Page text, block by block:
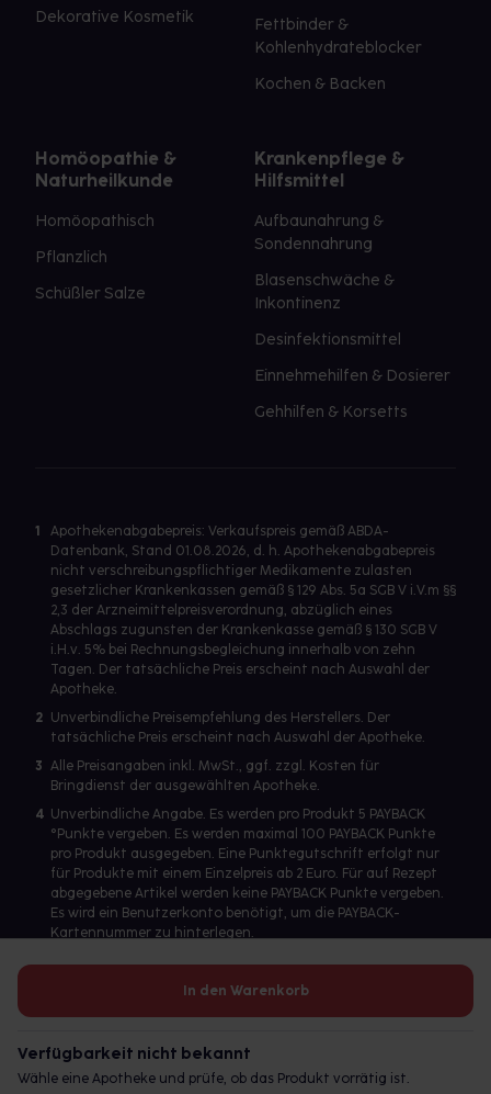
In den Warenkorb
Verfügbarkeit nicht bekannt
Wähle eine Apotheke und prüfe, ob das Produkt vorrätig ist.
Dekorative Kosmetik
Fettbinder &
Kohlenhydrateblocker
Kochen & Backen
Homöopathie &
Naturheilkunde
Homöopathisch
Pflanzlich
Schüßler Salze
Krankenpflege &
Hilfsmittel
Aufbaunahrung &
Sondennahrung
Blasenschwäche &
Inkontinenz
Desinfektionsmittel
Einnehmehilfen & Dosierer
Gehhilfen & Korsetts
1
Apothekenabgabepreis: Verkaufspreis gemäß ABDA-
Datenbank, Stand 01.08.2026, d. h. Apothekenabgabepreis
nicht verschreibungspflichtiger Medikamente zulasten
gesetzlicher Krankenkassen gemäß § 129 Abs. 5a SGB V i.V.m §§
2,3 der Arzneimittelpreisverordnung, abzüglich eines
Abschlags zugunsten der Krankenkasse gemäß § 130 SGB V
i.H.v. 5% bei Rechnungsbegleichung innerhalb von zehn
Tagen. Der tatsächliche Preis erscheint nach Auswahl der
Apotheke.
2 Unverbindliche Preisempfehlung des Herstellers. Der
tatsächliche Preis erscheint nach Auswahl der Apotheke.
3 Alle Preisangaben inkl. MwSt., ggf. zzgl. Kosten für
Bringdienst der ausgewählten Apotheke.
4 Unverbindliche Angabe. Es werden pro Produkt 5 PAYBACK
°Punkte vergeben. Es werden maximal 100 PAYBACK Punkte
pro Produkt ausgegeben. Eine Punktegutschrift erfolgt nur
für Produkte mit einem Einzelpreis ab 2 Euro. Für auf Rezept
abgegebene Artikel werden keine PAYBACK Punkte vergeben.
Es wird ein Benutzerkonto benötigt, um die PAYBACK-
Kartennummer zu hinterlegen.
Betreiber des Portals und verantwortlich: gesund.de GmbH &
© 2026 gesund.de GmbH & Co. KG